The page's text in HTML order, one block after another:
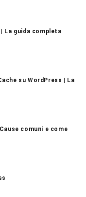
La guida completa
su WordPress | La
comuni e come